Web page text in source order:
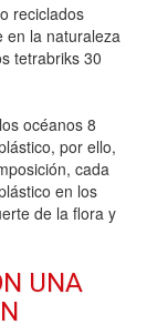
reciclados
en la naturaleza
tetrabriks 30
océanos 8
por ello,
cada
en los
de la flora y
UNA